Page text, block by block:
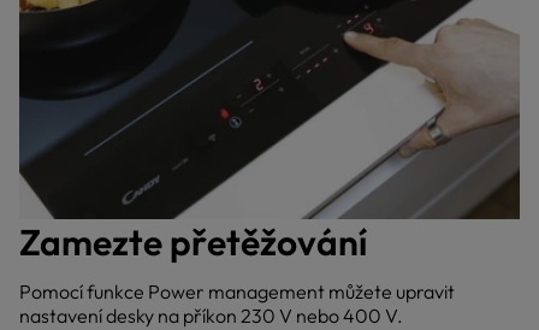
Zamezte přetěžování
Pomocí funkce Power management můžete upravit
nastavení desky na příkon 230 V nebo 400 V.